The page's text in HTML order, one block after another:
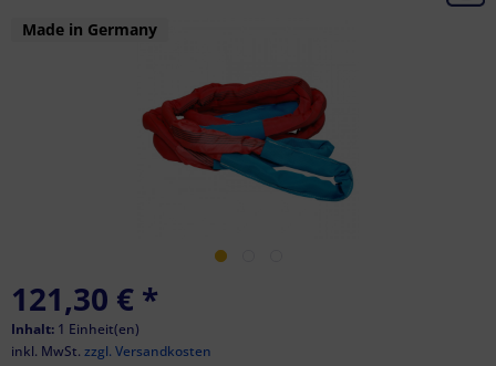
Made in Germany
121,30 € *
Inhalt: 1 Einheit(en)
inkl. MwSt. zzgl. Versandkosten